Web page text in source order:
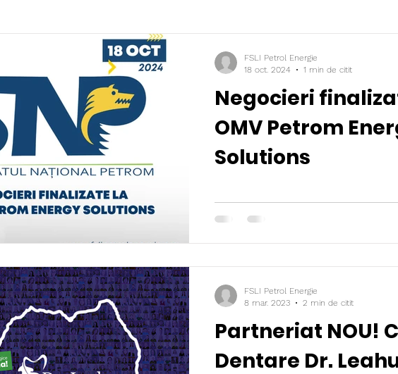
Negocieri
OMV Petrom
Solutions
FSLI Petrol Energie
18 oct. 2024
1 min de citit
Partneriat NOU!
Dentare Dr.
FSLI Petrol Energie
8 mar. 2023
2 min de citit